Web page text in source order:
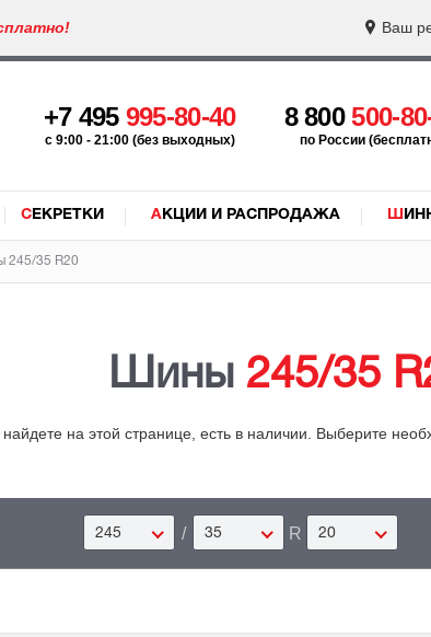
Ваш
+7 495 995-80-40
c 9:00 - 21:00 (без выходных)
8 800500-
по России
СЕКРЕТКИ АКЦИИ И РАСПРОДАЖА
245/35 R20
Шины 245/35
найдете на этой странице, есть в наличии. Выберите
245 / 35 R 20